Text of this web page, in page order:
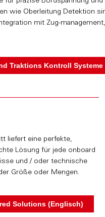
wie Oberleitung Detektion
mit Zug-
liefert eine perfekte,
Lösung für jede onboard
und / oder technische
Größe oder Mengen.